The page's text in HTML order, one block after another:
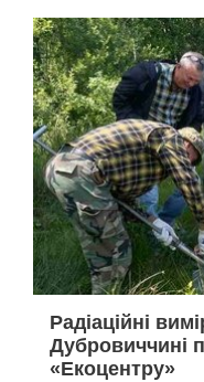
Радіаційні
Дубровиччині
«Екоцентру»